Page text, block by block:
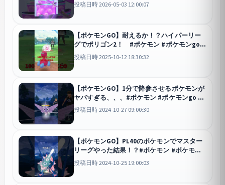
投稿日時 2026-05-03 12:00:07
【ポケモンGO】耐えるか！？ハイパーリー
グでポリゴン2！ #ポケモン #ポケモンgo #
ポケモンgoバトルリーグ #ハイパーリーグ #
ポリゴン2 #shorts
投稿日時 2025-10-12 18:30:32
【ポケモンGO】1分で降参させるポケモンが
ヤバすぎる、、、#ポケモン #ポケモンgo #
ポケgo #スーパーリーグ #ゲーム実況
#shorts
投稿日時 2024-10-27 09:00:30
【ポケモンGO】PL40のポケモンでマスター
リーグやった結果！？#ポケモン #ポケモン
go #マスターリーグ #shorts
投稿日時 2024-10-25 19:00:03